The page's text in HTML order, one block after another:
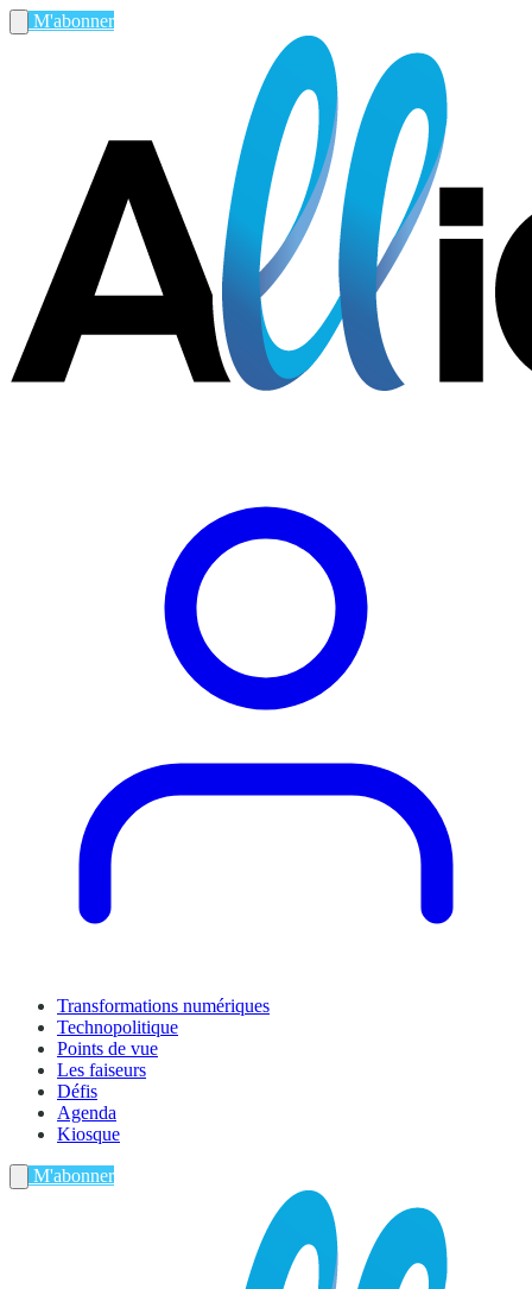
M'abonner
Transformations numériques
Technopolitique
Points de vue
Les faiseurs
Défis
Agenda
Kiosque
M'abonner